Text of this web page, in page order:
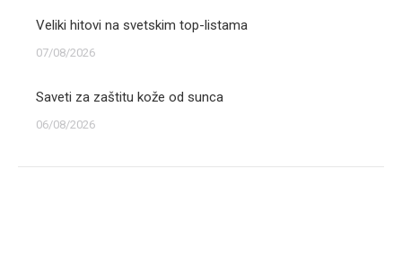
Veliki hitovi na svetskim top-listama
07/08/2026
Saveti za zaštitu kože od sunca
06/08/2026